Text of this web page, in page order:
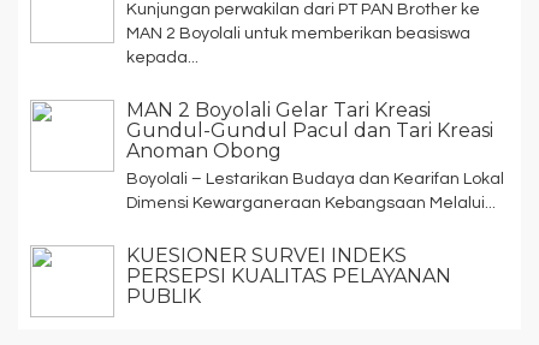
Kunjungan perwakilan dari PT PAN Brother ke
MAN 2 Boyolali untuk memberikan beasiswa
kepada...
MAN 2 Boyolali Gelar Tari Kreasi
Gundul-Gundul Pacul dan Tari Kreasi
Anoman Obong
Boyolali – Lestarikan Budaya dan Kearifan Lokal
Dimensi Kewarganeraan Kebangsaan Melalui...
KUESIONER SURVEI INDEKS
PERSEPSI KUALITAS PELAYANAN
PUBLIK